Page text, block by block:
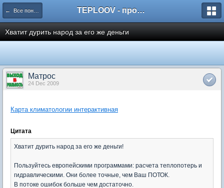
← Все понемногу TEPLOOV - программный комплекс для расчёта систем отопления и вентиляции
Хватит дурить народ за его же деньги
Матрос
24 Dec 2009
Карта климатологии интерактивная
Цитата
Хватит дурить народ за его же деньги!
Пользуйтесь европейскими программами: расчета теплопотерь и
гидравлическими. Они более точные, чем Ваш ПОТОК.
В потоке ошибок больше чем достаточно.